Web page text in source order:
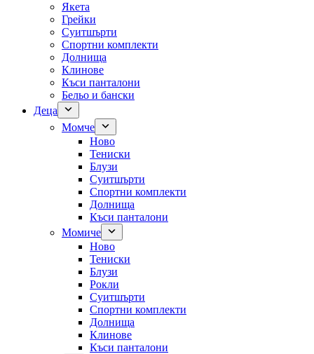
Якета
Грейки
Суитшърти
Спортни комплекти
Долнища
Клинове
Къси панталони
Бельо и бански
Деца
Момче
Ново
Тениски
Блузи
Суитшърти
Спортни комплекти
Долнища
Къси панталони
Момиче
Ново
Тениски
Блузи
Рокли
Суитшърти
Спортни комплекти
Долнища
Клинове
Къси панталони